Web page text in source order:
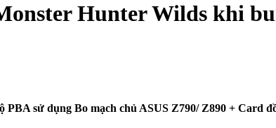
Hunter Wilds khi
sử dụng Bo mạch chủ ASUS Z790/ Z890 + Card